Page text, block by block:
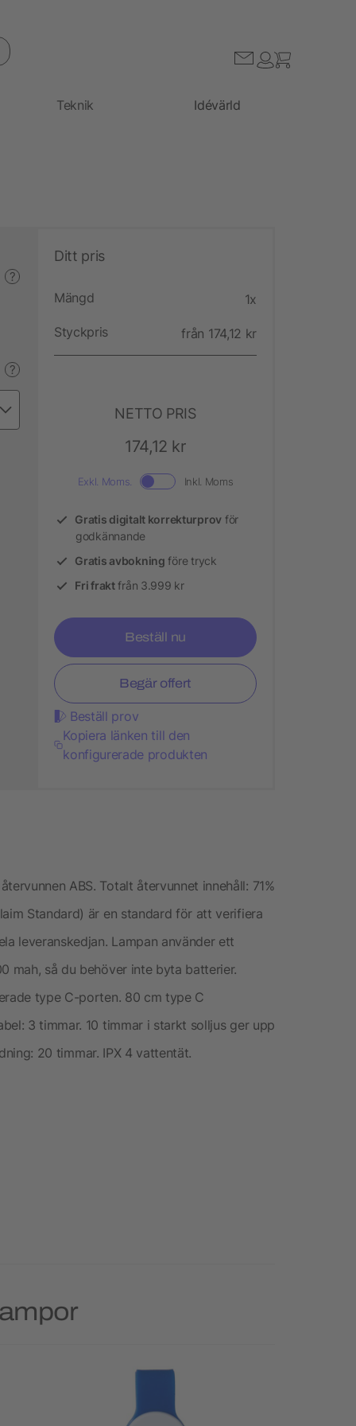
Teknik Idévärld
?
?
Ditt pris
Mängd 1x
Styckpris från 174,12 kr
NETTO PRIS
174,12 kr
Exkl. Moms. Inkl. Moms
Gratis digitalt korrekturprov för
godkännande
Gratis avbokning före tryck
Fri fraktfrån 3.999 kr
Beställ nu
Begär offert
Beställ prov
Kopiera länken till den
konfigurerade produkten
ABS. Totalt återvunnet innehåll: 71%
Standard) är en standard för att verifiera
leveranskedjan. Lampan använder ett
mah, så du behöver inte byta batterier.
type C-porten. 80 cm type C
3 timmar. 10 timmar i starkt solljus ger upp
20 timmar. IPX 4 vattentät.